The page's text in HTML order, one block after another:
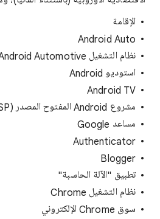
الإقامة
Android Auto
نظام التشغيل Android Automotive
استوديو Android
Android TV
مشروع Android المفتوح المصدر (AOSP) للتلفزيون
مساعد Google
Authenticator
Blogger
تطبيق "الآلة الحاسبة"
نظام التشغيل Chrome
سوق Chrome الإلكتروني